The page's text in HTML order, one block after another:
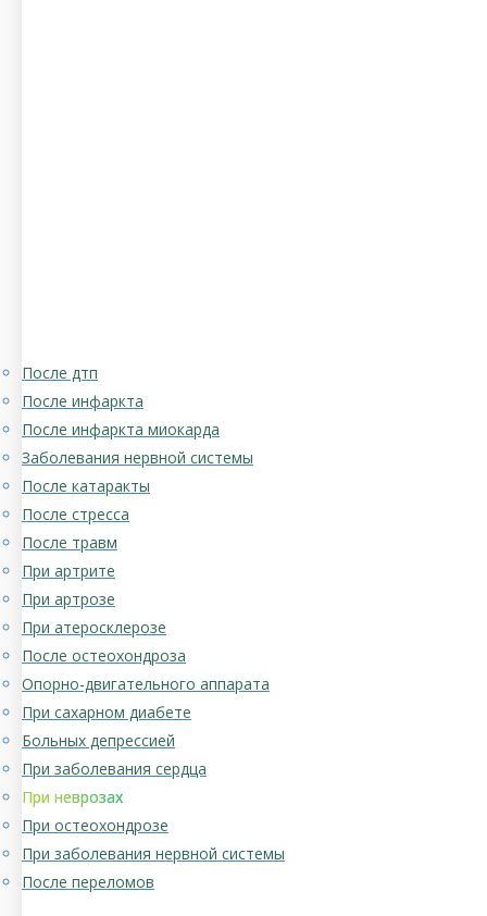
После дтп
После инфаркта
После инфаркта миокарда
Заболевания нервной системы
После катаракты
После стресса
После травм
При артрите
При артрозе
При атеросклерозе
После остеохондроза
Опорно-двигательного аппарата
При сахарном диабете
Больных депрессией
При заболевания сердца
При неврозах
При остеохондрозе
При заболевания нервной системы
После переломов